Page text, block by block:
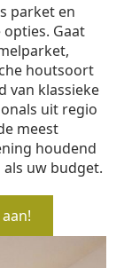
parket en
Gaat
houtsoort
van klassieke
uit regio
meest
houdend
uw budget.